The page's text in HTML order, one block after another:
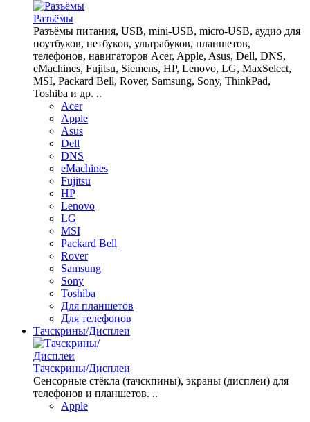
Разъёмы
Разъёмы питания, USB, mini-USB, micro-USB, аудио для
ноутбуков, нетбуков, ультрабуков, планшетов,
телефонов, навигаторов Acer, Apple, Asus, Dell, DNS,
eMachines, Fujitsu, Siemens, HP, Lenovo, LG, MaxSelect,
MSI, Packard Bell, Rover, Samsung, Sony, ThinkPad,
Toshiba и др. ..
Acer
Apple
Asus
Dell
DNS
eMachines
Fujitsu
HP
Lenovo
LG
MSI
Packard Bell
Rover
Samsung
Sony
Toshiba
Для планшетов
Для телефонов
Тачскрины/Дисплеи
Тачскрины/Дисплеи
Сенсорные стёкла (тачскпины), экраны (дисплеи) для
телефонов и планшетов. ..
Apple